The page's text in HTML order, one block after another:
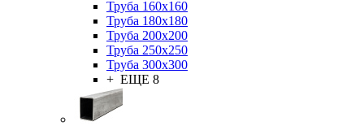
Труба 160x160
Труба 180x180
Труба 200x200
Труба 250x250
Труба 300x300
+ ЕЩЕ 8